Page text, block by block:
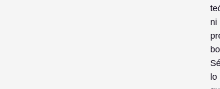
ni
lo